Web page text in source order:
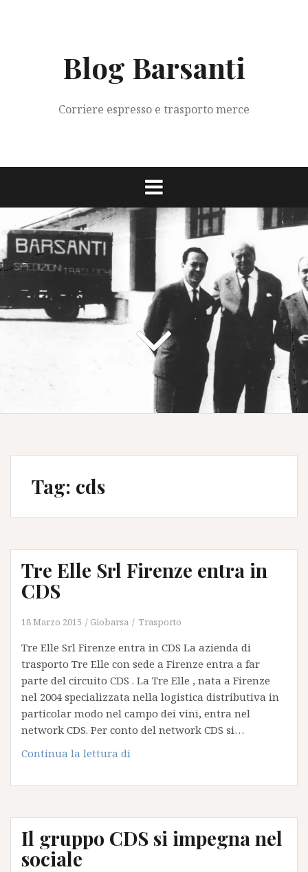
Blog Barsanti
Corriere espresso e trasporto merce
Tag: cds
Tre Elle Srl Firenze entra in
CDS
18 Marzo 2015 Giobarsa Trasporto
Tre Elle Srl Firenze entra in CDS La azienda di
trasporto Tre Elle con sede a Firenze entra a far
parte del circuito CDS . La Tre Elle , nata a Firenze
nel 2004 specializzata nella logistica distributiva in
particolar modo nel campo dei vini, entra nel
network CDS. Per conto del network CDS si…
Continua la lettura di
Srl
entra
in
Il gruppo CDS si impegna nel
sociale